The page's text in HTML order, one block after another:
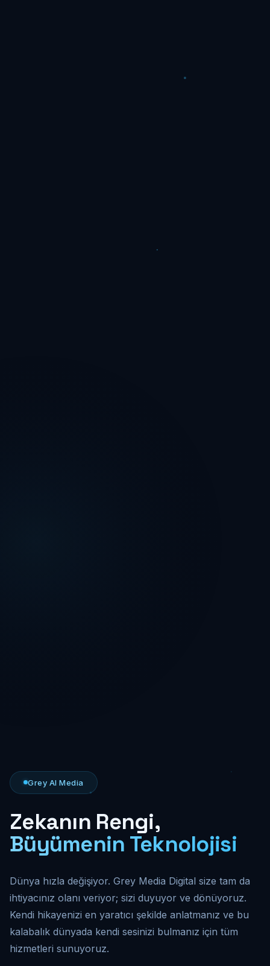
Grey AI Media
Zekanın Rengi,
Büyümenin Teknolojisi
Dünya hızla değişiyor. Grey Media Digital size tam da
ihtiyacınız olanı veriyor; sizi duyuyor ve dönüyoruz.
Kendi hikayenizi en yaratıcı şekilde anlatmanız ve bu
kalabalık dünyada kendi sesinizi bulmanız için tüm
hizmetleri sunuyoruz.